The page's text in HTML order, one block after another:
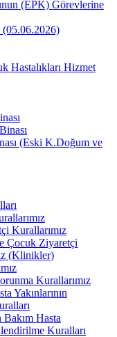
(EPK) Görevlerine
Hastalıkları Hizmet
(Eski K.Doğum ve
Kurallarımız
Çocuk Ziyaretçi
(Klinikler)
Kurallarımız
Yakınlarının
Hasta
Kuralları